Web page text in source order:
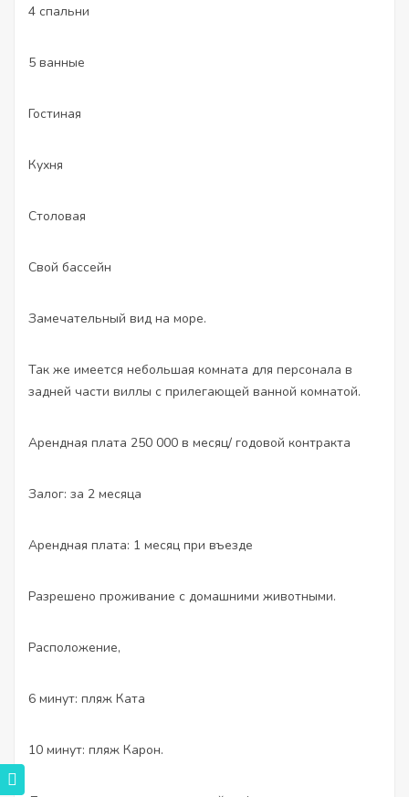
4 спальни
5 ванные
Гостиная
Кухня
Столовая
Свой бассейн
Замечательный вид на море.
Так же имеется небольшая комната для персонала в
задней части виллы с прилегающей ванной комнатой.
Арендная плата 250 000 в месяц/ годовой контракта
Залог: за 2 месяца
Арендная плата: 1 месяц при въезде
Разрешено проживание с домашними животными.
Расположение,
6 минут: пляж Ката
10 минут: пляж Карон.